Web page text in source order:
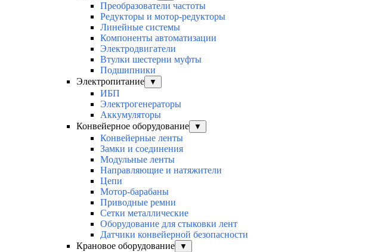
Преобразователи частоты
Редукторы и мотор-редукторы
Линейные системы
Компоненты автоматизации
Электродвигатели
Втулки шестерни муфты
Подшипники
Электропитание
▼
ИБП
Электрогенераторы
Аккумуляторы
Конвейерное оборудование
▼
Конвейерные ленты
Замки и соединения
Модульные ленты
Направляющие и натяжители
Цепи
Мотор-барабаны
Приводные ремни
Сетки металлические
Оборудование для стыковки лент
Датчики конвейерной безопасности
Крановое оборудование
▼